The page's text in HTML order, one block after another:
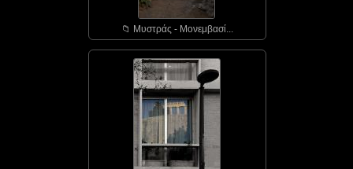
📁︎ Μυστράς - Μονεμβασί...